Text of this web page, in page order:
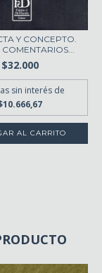
Y CONCEPTO.
COMENTARIOS...
$32.000
sin interés de